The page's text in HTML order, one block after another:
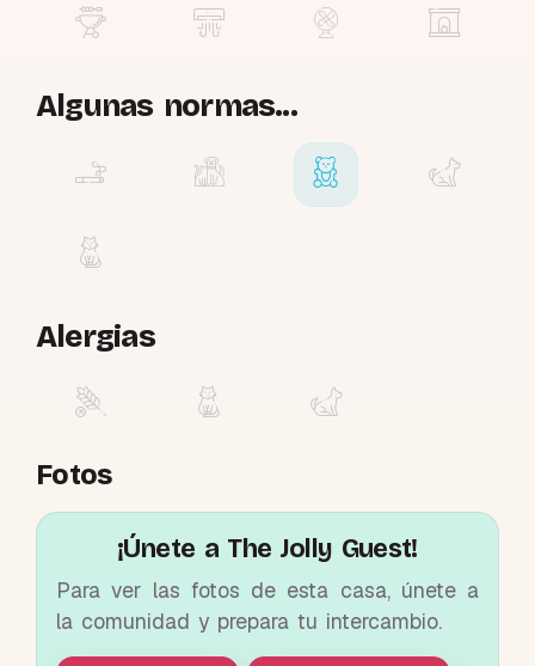
Algunas normas...
Alergias
Fotos
¡Únete a The Jolly Guest!
Para ver las fotos de esta casa, únete a
la comunidad y prepara tu intercambio.